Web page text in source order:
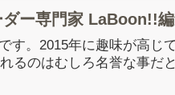
ダー専門家 LaBoon!!
す。2015年に趣味が高じ
るのはむしろ名誉な事だ